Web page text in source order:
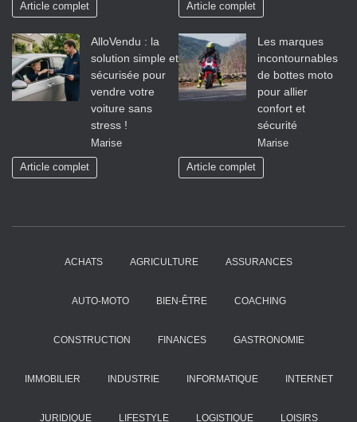
Article complet Article complet
AlloVendu : la
solution simple et
sécurisée pour
vendre votre
voiture sans
stress !
Marise
Article complet
Les marques
incontournables
de bottes moto
pour allier
confort et
sécurité
Marise
Article complet
ACHATS AGRICULTURE ASSURANCES
AUTO-MOTO BIEN-ÊTRE COACHING
CONSTRUCTION FINANCES GASTRONOMIE
IMMOBILIER INDUSTRIE INFORMATIQUE INTERNET
JURIDIQUE LIFESTYLE LOGISTIQUE LOISIRS